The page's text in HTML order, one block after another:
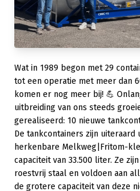
Wat in 1989 begon met 29
tot een operatie met meer dan
komen er nog meer bij! 💪
uitbreiding van ons steeds
gerealiseerd: 10 nieuwe
De tankcontainers zijn uiteraard
herkenbare Melkweg|Fritom-
capaciteit van 33.500 liter. Ze
roestvrij staal en voldoen aan
de grotere capaciteit van deze